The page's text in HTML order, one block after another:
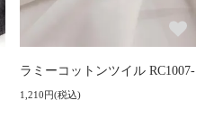
ラミーコットンツイル RC1007-
1,210円(税込)